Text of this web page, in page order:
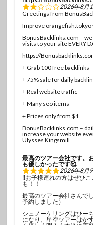
2026年8月
Greetings from
Improve orangefish.tokyo
BonusBacklinks.com –
visits to your site EVERY
https://
+ Grab 100 free backlinks
+ 75% sale for daily
+ Real website traffic
+ Many seo items
+ Prices only from $1
BonusBacklinks.com –
increase your website
Ulysses Kingsmill
最高のツアー会社です。
も優しかったです🥰
2026年8月
‼️お子様連れの方はぜひ
も！！
最高のツアー会社さんで
予約しました）
シュノーケリングはひー
になり、星空ツアーはか